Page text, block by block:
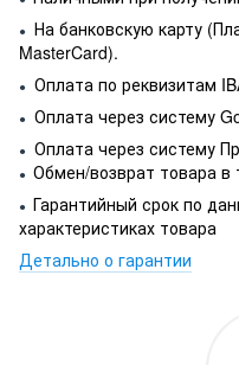
● На банковскую карту
MasterCard).
● Оплата по реквизитам
● Оплата через систему
● Оплата через систему
● Обмен/возврат товара в
● Гарантийный срок по
характеристиках товара
Детально о гарантии